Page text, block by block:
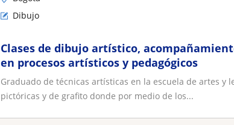
Dibujo
Clases de dibujo artístico,
en procesos artísticos y pedagógicos
Graduado de técnicas artísticas en la escuela de artes y
pictóricas y de grafito donde por medio de los...